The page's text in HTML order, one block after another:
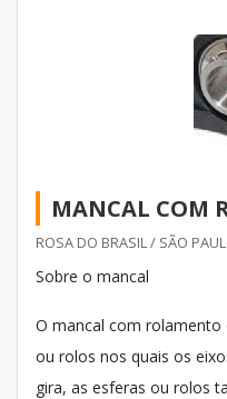
MANCAL COM
ROSA DO BRASIL / SÃO
Sobre o mancal
O mancal com
ou rolos nos quais os
gira, as esferas ou rolos